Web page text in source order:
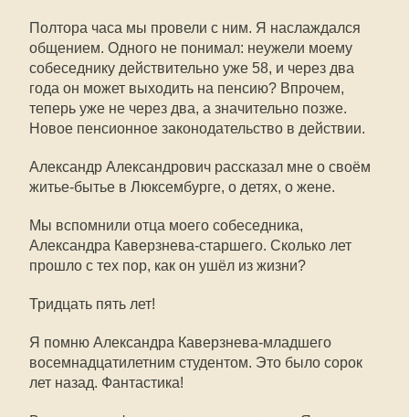
Полтора часа мы провели с ним. Я наслаждался
общением. Одного не понимал: неужели моему
собеседнику действительно уже 58, и через два
года он может выходить на пенсию? Впрочем,
теперь уже не через два, а значительно позже.
Новое пенсионное законодательство в действии.
Александр Александрович рассказал мне о своём
житье-бытье в Люксембурге, о детях, о жене.
Мы вспомнили отца моего собеседника,
Александра Каверзнева-старшего. Сколько лет
прошло с тех пор, как он ушёл из жизни?
Тридцать пять лет!
Я помню Александра Каверзнева-младшего
восемнадцатилетним студентом. Это было сорок
лет назад. Фантастика!